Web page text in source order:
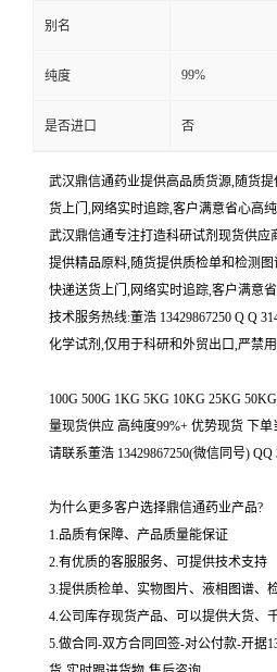
别名
纯度 99%
是否进口 否
武汉鼎信通药业提供高品质货源,随货
货上门,网络实时追踪,客户满意省心高
武汉鼎信通专注打造科研试剂现货供应
提供精品原料,随货提供质检单和检测
快递送货上门,网络实时追踪,客户满意
技术服务热线:董浩 13429867250 Q Q
化学试剂,仅用于科研和外贸出口,严禁
100G 500G 1KG 5KG 10KG 25KG
量现货供应 高纯度99%+ 优势现货 下
请联系董浩 13429867250(微信同号) QQ
为什么更多客户选择鼎信通药业产品?
1.品质有保障、产品质量能保证
2.有优质的客服服务、可提供技术支持
3.提供质检单、实物图片、液相图谱、
4.公司库存现货产品、可以提供大货、
5.做合同-双方合同回签-对公付款-开据